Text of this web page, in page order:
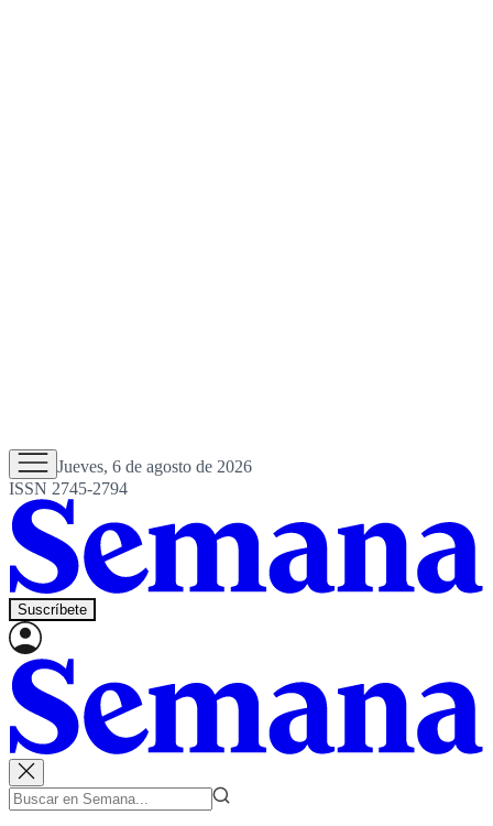
Jueves, 6 de agosto de 2026
ISSN 2745-2794
Suscríbete